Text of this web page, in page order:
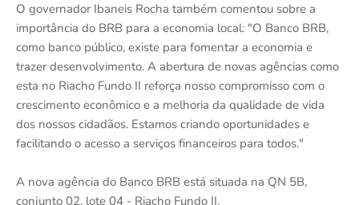
O governador Ibaneis Rocha também comentou sobre a
importância do BRB para a economia local: "O Banco BRB,
como banco público, existe para fomentar a economia e
trazer desenvolvimento. A abertura de novas agências como
esta no Riacho Fundo II reforça nosso compromisso com o
crescimento econômico e a melhoria da qualidade de vida
dos nossos cidadãos. Estamos criando oportunidades e
facilitando o acesso a serviços financeiros para todos."
A nova agência do Banco BRB está situada na QN 5B,
conjunto 02, lote 04 - Riacho Fundo II.